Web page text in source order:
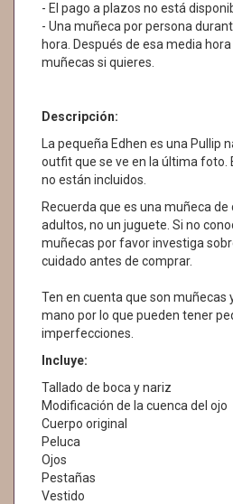
- El pago a plazos no está
- Una muñeca por persona
hora. Después de esa media
muñecas si quieres.
Descripción:
La pequeña Edhen es una Pullip
outfit que se ve en la última foto.
no están incluidos.
Recuerda que es una muñeca
adultos, no un juguete. Si no
muñecas por favor investiga
cuidado antes de comprar.
Ten en cuenta que son muñecas
mano por lo que pueden tener
imperfecciones.
Incluye:
Tallado de boca y nariz
Modificación de la cuenca del ojo
Cuerpo original
Peluca
Ojos
Pestañas
Vestido